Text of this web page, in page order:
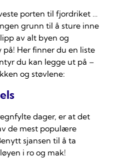
porten til fjordriket …
grunn til å sture inne
av alt byen og
Her finner du en liste
du kan legge ut på –
og støvlene:
dager, er at det
de mest populære
sjansen til å ta
i ro og mak!